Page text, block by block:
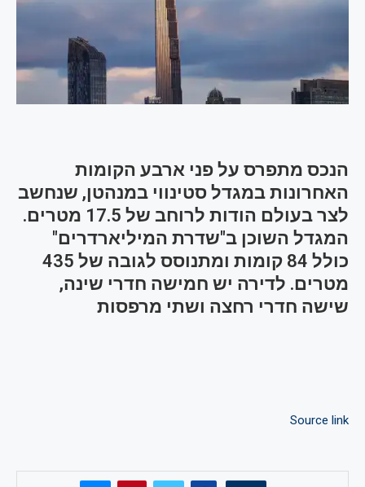
הנכס מתפרס על פני ארבע הקומות
האחרונות במגדל סטינווי במנהטן, שנחשב
לצר בעולם הודות לרוחב של 17.5 מטרים.
המגדל השוכן ב"שדרת המיליארדרים"
כולל 84 קומות ומתנוסס לגובה של 435
מטרים. לדירה יש חמישה חדרי שינה,
שישה חדרי רחצה ושתי מרפסות
Source link